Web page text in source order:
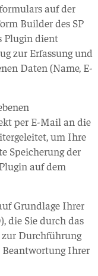
auf der
Builder des SP
Plugin dient
zur Erfassung und
Daten (Name, E-
per E-Mail an die
um Ihre
Speicherung der
auf dem
Grundlage Ihrer
die Sie durch das
zur Durchführung
Ihrer